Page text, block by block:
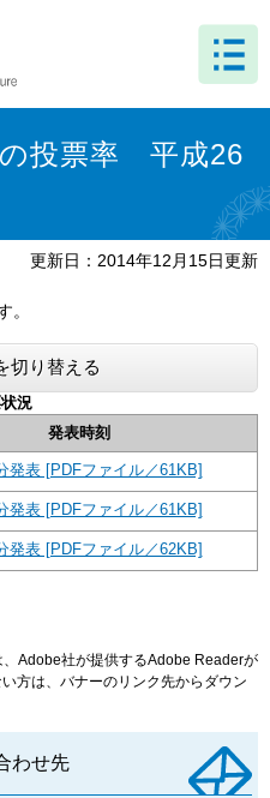
投票率 平成26
更新日：2014年12月15日更新
。
切り替える
況
発表時刻
発表 [PDFファイル／61KB]
発表 [PDFファイル／61KB]
発表 [PDFファイル／62KB]
Adobe社が提供するAdobe Readerが
方は、バナーのリンク先からダウン
わせ先